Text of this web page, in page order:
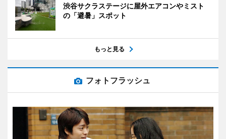
渋谷サクラステージに屋外エアコンやミスト
の「避暑」スポット
もっと見る
フォトフラッシュ